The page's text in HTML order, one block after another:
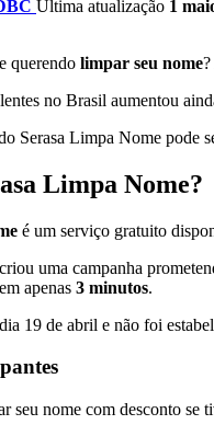
Ultima atualização 1
e querendo limpar seu nome
no Brasil aumentou
Serasa Limpa Nome pode
Limpa Nome?
é um serviço gratuito
uma campanha
apenas 3 minutos.
19 de abril e não foi
seu nome com desconto se